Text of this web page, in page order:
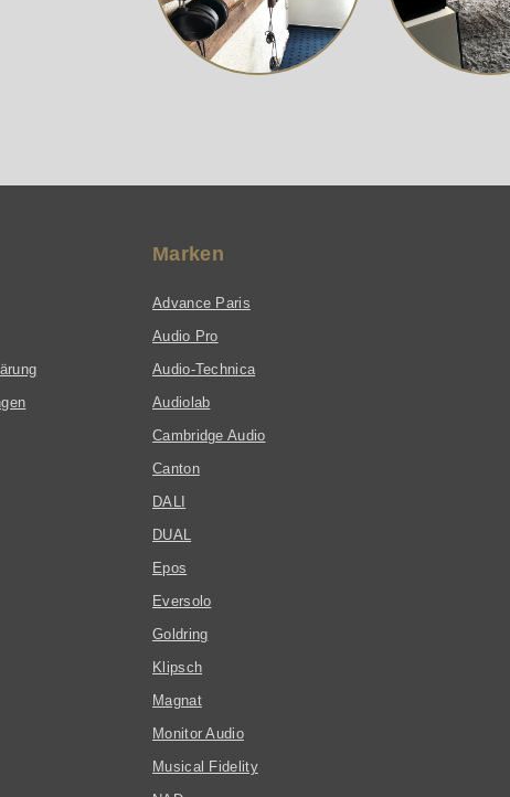
Marken
Advance Paris
Audio Pro
Audio-Technica
Audiolab
Cambridge Audio
Canton
DALI
DUAL
Epos
Eversolo
Goldring
Klipsch
Magnat
Monitor Audio
Musical Fidelity